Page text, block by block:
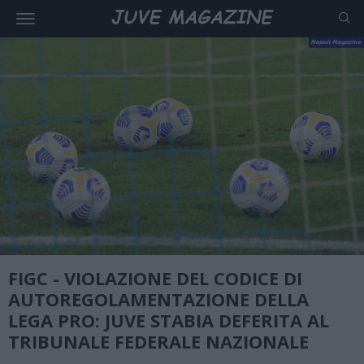
FIGC - VIOLAZIONE DEL CODICE DI
AUTOREGOLAMENTAZIONE DELLA
LEGA PRO: JUVE STABIA DEFERITA AL
TRIBUNALE FEDERALE NAZIONALE